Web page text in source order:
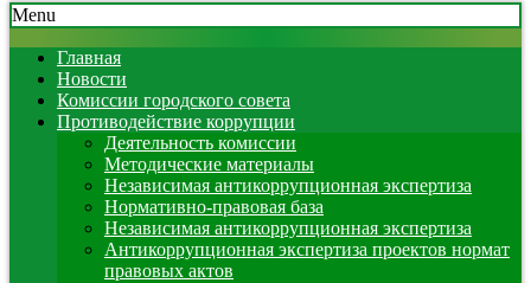
Skip
to
content
Secondary
Navigation
Menu
Menu
Главная
Новости
Комиссии городского совета
Противодействие коррупции
Деятельность комиссии
Методические материалы
Независимая антикоррупционная экспертиза
Нормативно-правовая база
Независимая антикоррупционная экспертиза
Антикоррупционная экспертиза проектов нормат
правовых актов